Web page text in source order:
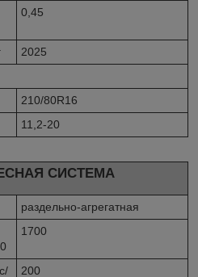
0,45
2025
210/80R16
11,2-20
СИСТЕМА
раздельно-агрегатная
1700
200